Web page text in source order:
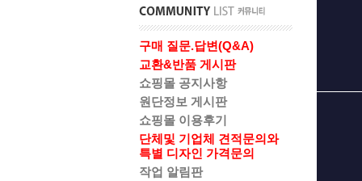
구매 질문.답변(Q&A)
교환&반품 게시판
쇼핑몰 공지사항
원단정보 게시판
쇼핑몰 이용후기
단체및 기업체 견적문의와
특별 디자인 가격문의
작업 알림판